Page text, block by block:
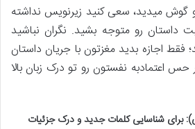
گوش میدید، سعی کنید زیرنویس نداشته
داستان رو متوجه بشید. نگران نباشید
فقط اجازه بدید مغزتون با جریان داستان
حس اعتمادبه نفستون رو تو درک زبان بالا
برای شناسایی کلمات جدید و درک جزئیات